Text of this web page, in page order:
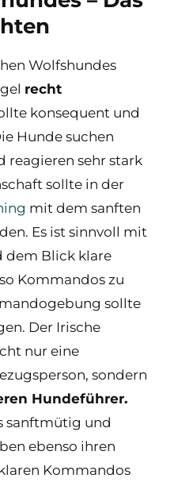
Wolfshundes
recht
konsequent und
Hunde suchen
reagieren sehr stark
sollte in der
mit dem sanften
Es ist sinnvoll mit
dem Blick klare
Kommandos zu
sollte
Der Irische
nur eine
sondern
Hundeführer.
sanftmütig und
ebenso ihren
Kommandos